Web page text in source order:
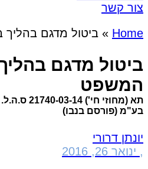
צור קשר
Home
» ביטול מדגם
ביטול מדגם
המשפט
תא (מחוזי
בע"מ (פורסם בנבו)
יונתן דרורי
, ינואר 26, 2016